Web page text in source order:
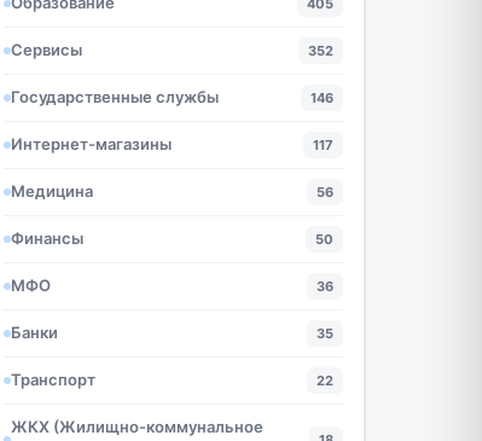
Сервисы 352
Государственные службы 146
Интернет-магазины 117
Медицина 56
Финансы 50
МФО 36
Банки 35
Транспорт 22
ЖКХ (Жилищно-коммунальное